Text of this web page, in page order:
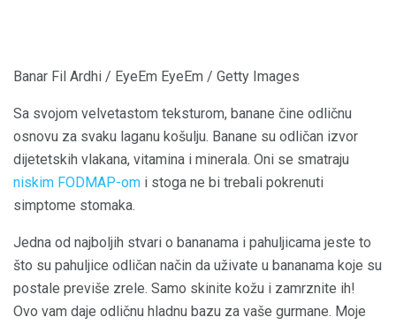
Banar Fil Ardhi / EyeEm EyeEm / Getty Images
Sa svojom velvetastom teksturom, banane čine odličnu
osnovu za svaku laganu košulju. Banane su odličan izvor
dijetetskih vlakana, vitamina i minerala. Oni se smatraju
niskim FODMAP-om i stoga ne bi trebali pokrenuti
simptome stomaka.
Jedna od najboljih stvari o bananama i pahuljicama jeste to
što su pahuljice odličan način da uživate u bananama koje su
postale previše zrele. Samo skinite kožu i zamrznite ih!
Ovo vam daje odličnu hladnu bazu za vaše gurmane. Moje